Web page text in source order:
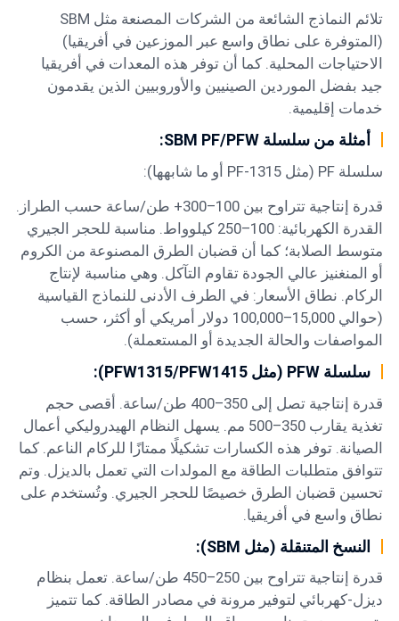
تلائم النماذج الشائعة من الشركات المصنعة مثل SBM
(المتوفرة على نطاق واسع عبر الموزعين في أفريقيا)
الاحتياجات المحلية. كما أن توفر هذه المعدات في أفريقيا
جيد بفضل الموردين الصينيين والأوروبيين الذين يقدمون
خدمات إقليمية.
أمثلة من سلسلة SBM PF/PFW:
سلسلة PF (مثل PF-1315 أو ما شابهها):
قدرة إنتاجية تتراوح بين 100–300+ طن/ساعة حسب الطراز.
القدرة الكهربائية: 100–250 كيلوواط. مناسبة للحجر الجيري
متوسط الصلابة؛ كما أن قضبان الطرق المصنوعة من الكروم
أو المنغنيز عالي الجودة تقاوم التآكل. وهي مناسبة لإنتاج
الركام. نطاق الأسعار: في الطرف الأدنى للنماذج القياسية
(حوالي 15,000–100,000 دولار أمريكي أو أكثر، حسب
المواصفات والحالة الجديدة أو المستعملة).
سلسلة PFW (مثل PFW1315/PFW1415):
قدرة إنتاجية تصل إلى 350–400 طن/ساعة. أقصى حجم
تغذية يقارب 350–500 مم. يسهل النظام الهيدروليكي أعمال
الصيانة. توفر هذه الكسارات تشكيلًا ممتازًا للركام الناعم. كما
تتوافق متطلبات الطاقة مع المولدات التي تعمل بالديزل. وتم
تحسين قضبان الطرق خصيصًا للحجر الجيري. وتُستخدم على
نطاق واسع في أفريقيا.
النسخ المتنقلة (مثل SBM):
قدرة إنتاجية تتراوح بين 250–450 طن/ساعة. تعمل بنظام
ديزل-كهربائي لتوفير مرونة في مصادر الطاقة. كما تتميز